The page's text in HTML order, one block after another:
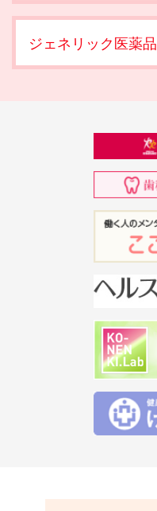
ジェネリック医薬品